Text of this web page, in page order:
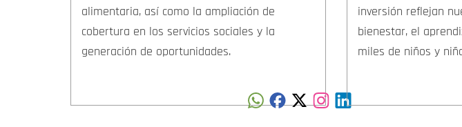
alimentaria, así como la ampliación de
cobertura en los servicios sociales y la
generación de oportunidades.
inversión reflejan
bienestar, el
miles de niños y